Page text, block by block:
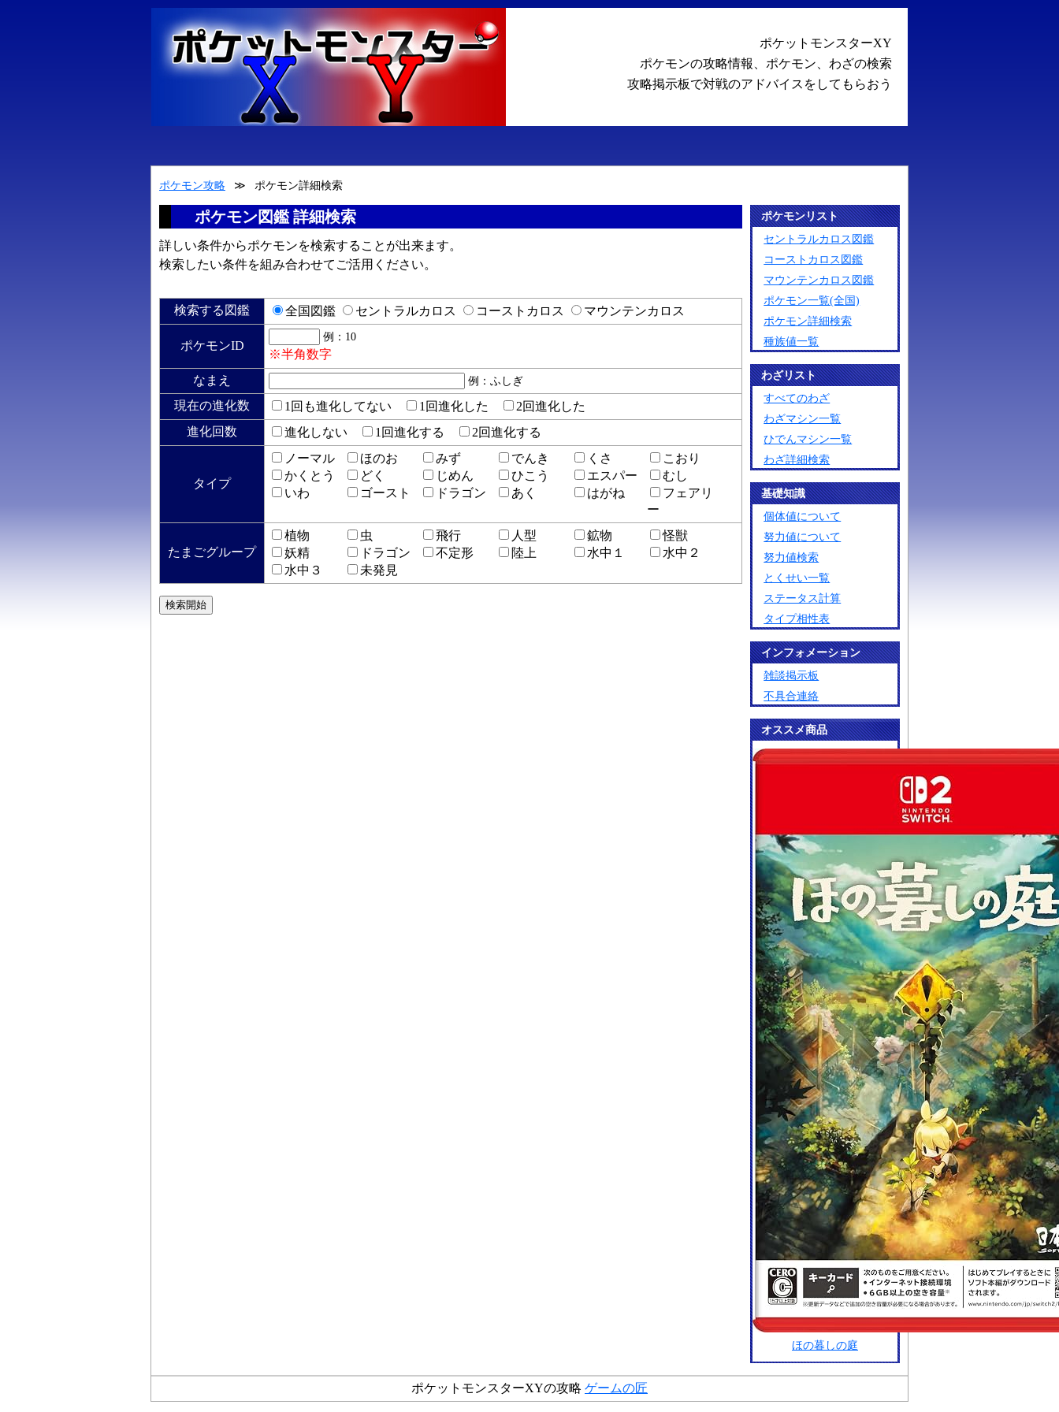
ポケットモンスターXY
ポケモンの攻略情報、ポケモン、わざの検索
攻略掲示板で対戦のアドバイスをしてもらおう
ポケモン攻略 ≫ ポケモン詳細検索
ポケモン図鑑 詳細検索
詳しい条件からポケモンを検索することが出来ます。
検索したい条件を組み合わせてご活用ください。
検索する図鑑 全国図鑑 セントラルカロス コーストカロス マウンテンカロス
ポケモンID
例：10
※半角数字
なまえ
例：ふしぎ
現在の進化数 1回も進化してない 1回進化した
2回進化した
進化回数
進化しない 1回進化する 2回進化する
タイプ
ノーマル ほのお みず でんき くさ
こおり
かくとう
どく じめん ひこう エスパー
むし
いわ
ゴースト ドラゴン あく はがね
フェアリ
ー
たまごグループ
植物 虫 飛行 人型 鉱物
怪獣
妖精
ドラゴン 不定形 陸上 水中１
水中２
水中３
未発見
ポケモンリスト
セントラルカロス図鑑
コーストカロス図鑑
マウンテンカロス図鑑
ポケモン一覧(全国)
ポケモン詳細検索
種族値一覧
わざリスト
すべてのわざ
わざマシン一覧
ひでんマシン一覧
わざ詳細検索
基礎知識
個体値について
努力値について
努力値検索
とくせい一覧
ステータス計算
タイプ相性表
インフォメーション
雑談掲示板
不具合連絡
オススメ商品
ほの暮しの庭
ポケットモンスターXYの攻略 ゲームの匠